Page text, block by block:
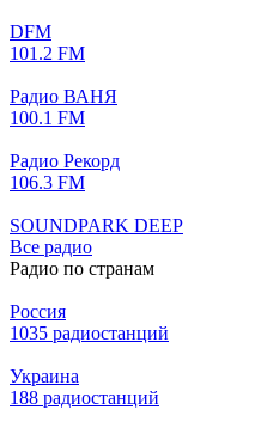
DFM
101.2 FM
Радио ВАНЯ
100.1 FM
Радио Рекорд
106.3 FM
SOUNDPARK DEEP
Все радио
Радио по странам
Россия
1035 радиостанций
Украина
188 радиостанций